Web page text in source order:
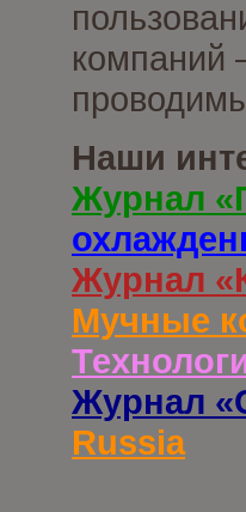
компаний
Наши
Журнал
Журнал
Мучные
Журнал
Russia